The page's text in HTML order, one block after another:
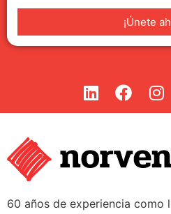
¡Únete
60 años de experiencia como